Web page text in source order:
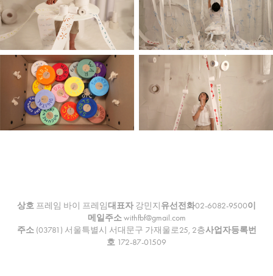
상호 프레임 바이 프레임대표자 강민지유선전화02-6082-9500이
메일주소withfbf@gmail.com
주소(03781) 서울특별시 서대문구 가재울로25, 2층사업자등록번
호 172-87-01509